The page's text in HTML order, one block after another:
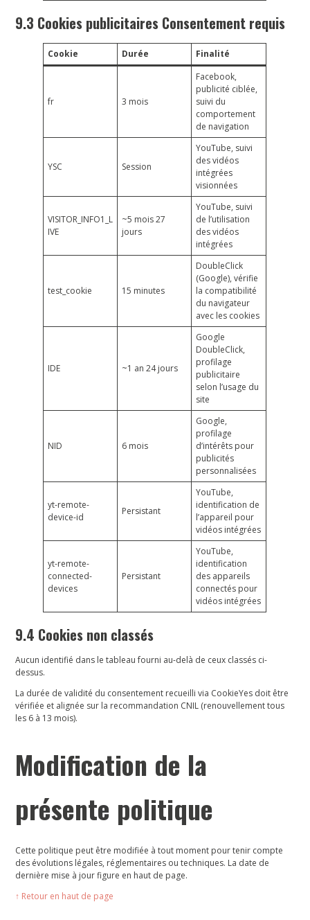
9.3 Cookies publicitaires Consentement requis
Cookie Durée Finalité
fr 3 mois
Facebook,
publicité ciblée,
suivi du
comportement
de navigation
YSC Session
YouTube, suivi
des vidéos
intégrées
visionnées
VISITOR_INFO1_L
IVE
~5 mois 27
jours
YouTube, suivi
de l’utilisation
des vidéos
intégrées
test_cookie 15 minutes
DoubleClick
(Google), vérifie
la compatibilité
du navigateur
avec les cookies
IDE ~1 an 24 jours
Google
DoubleClick,
profilage
publicitaire
selon l’usage du
site
NID 6 mois
Google,
profilage
d’intérêts pour
publicités
personnalisées
yt-remote-
device-id
Persistant
YouTube,
identification de
l’appareil pour
vidéos intégrées
yt-remote-
connected-
devices
Persistant
YouTube,
identification
des appareils
connectés pour
vidéos intégrées
9.4 Cookies non classés
Aucun identifié dans le tableau fourni au-delà de ceux classés ci-
dessus.
La durée de validité du consentement recueilli via CookieYes doit être
vérifiée et alignée sur la recommandation CNIL (renouvellement tous
les 6 à 13 mois).
Modification de la
présente politique
Cette politique peut être modifiée à tout moment pour tenir compte
des évolutions légales, réglementaires ou techniques. La date de
dernière mise à jour figure en haut de page.
↑ Retour en haut de page